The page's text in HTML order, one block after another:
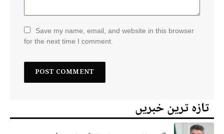
Save my name, email, and website in this browser
for the next time I comment.
تازہ ترین خبریں